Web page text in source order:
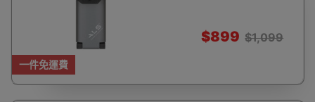
一件免運費
$899 $1,099